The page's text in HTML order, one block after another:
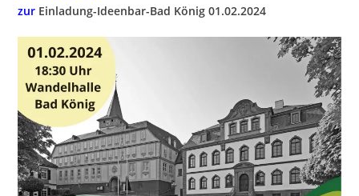
zur Einladung-Ideenbar-Bad König 01.02.2024